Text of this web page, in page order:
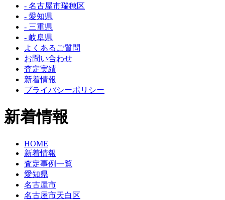
- 名古屋市瑞穂区
- 愛知県
- 三重県
- 岐阜県
よくあるご質問
お問い合わせ
査定実績
新着情報
プライバシーポリシー
新着情報
HOME
新着情報
査定事例一覧
愛知県
名古屋市
名古屋市天白区